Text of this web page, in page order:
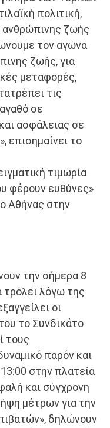
πολιτική,
ανθρώπινης ζωής
τον αγώνα
ζωής, για
μεταφορές,
τις
σε
ασφάλειας σε
επισημαίνει το
τιμωρία
φέρουν ευθύνες»
Αθήνας στην
την σήμερα 8
λόγω της
οι
το Συνδικάτο
τους
παρόν και
στην πλατεία
και σύγχρονη
μέτρων για την
δηλώνουν